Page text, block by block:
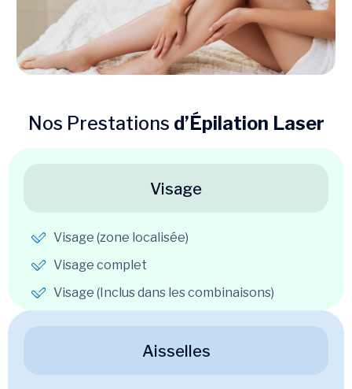
Nos Prestations d’Épilation Laser
Visage
Visage (zone localisée)
Visage complet
Visage (Inclus dans les combinaisons)
Aisselles